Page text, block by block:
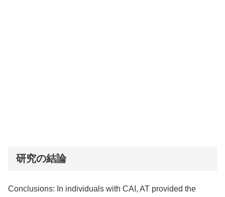
研究の結論
Conclusions: In individuals with CAI, AT provided the